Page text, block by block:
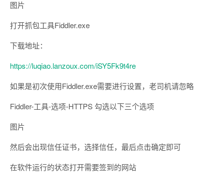
图片
打开抓包工具Fiddler.exe
下载地址：
https://luqiao.lanzoux.com/iSY5Fk9t4re
如果是初次使用Fiddler.exe需要进行设置，老司机请忽略
Fiddler-工具-选项-HTTPS 勾选以下三个选项
图片
然后会出现信任证书，选择信任，最后点击确定即可
在软件运行的状态打开需要签到的网站